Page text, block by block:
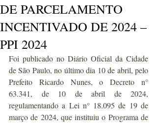
DE PARCELAMENTO
INCENTIVADO DE 2024 –
PPI 2024
Foi publicado no Diário Oficial da Cidade
de São Paulo, no último dia 10 de abril, pelo
Prefeito Ricardo Nunes, o Decreto n°
63.341, de 10 de abril de 2024,
regulamentando a Lei n° 18.095 de 19 de
março de 2024, que instituiu o Programa de